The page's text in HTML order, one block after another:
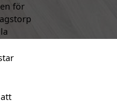
för